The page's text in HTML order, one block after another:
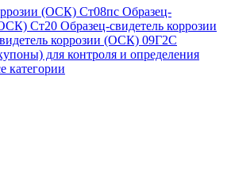
(ОСК) Ст08пс Образец-
Ст20 Образец-свидетель коррозии
коррозии (ОСК) 09Г2С
для контроля и определения
категории